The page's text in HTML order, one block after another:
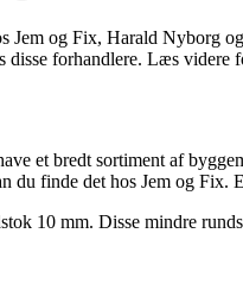
og Fix, Harald Nyborg
forhandlere. Læs
et bredt sortiment af
du finde det hos Jem og
10 mm. Disse mindre